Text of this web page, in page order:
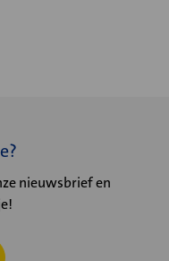
nieuwsbrief en